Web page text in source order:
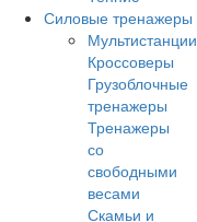
Силовые тренажеры
Мультистанции
Кроссоверы
Грузоблочные
тренажеры
Тренажеры
со
свободными
весами
Скамьи и